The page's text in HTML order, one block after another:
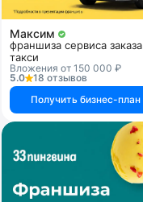
Максим
франшиза сервиса заказа
такси
Вложения от 150 000 ₽
5.0
18 отзывов
Получить бизнес-план